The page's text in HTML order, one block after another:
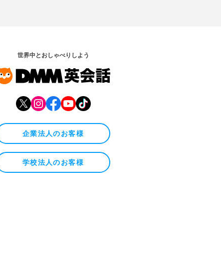
世界中とおしゃべりしよう
企業法人のお客様
学校法人のお客様